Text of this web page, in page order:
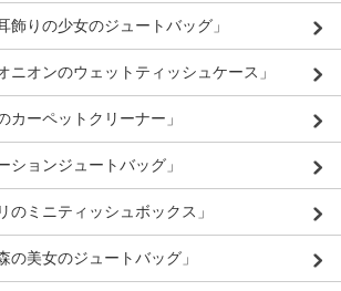
りの少女のジュートバッグ」
オンのウェットティッシュケース」
ーペットクリーナー」
ョンジュートバッグ」
ミニティッシュボックス」
美女のジュートバッグ」